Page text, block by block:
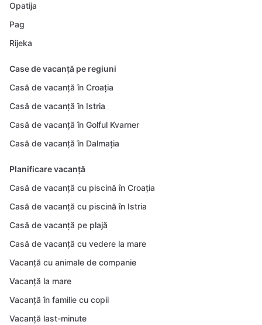
Opatija
Pag
Rijeka
Case de vacanță pe regiuni
Casă de vacanță în Croația
Casă de vacanță în Istria
Casă de vacanță în Golful Kvarner
Casă de vacanță în Dalmația
Planificare vacanță
Casă de vacanță cu piscină în Croația
Casă de vacanță cu piscină în Istria
Casă de vacanță pe plajă
Casă de vacanță cu vedere la mare
Vacanță cu animale de companie
Vacanță la mare
Vacanță în familie cu copii
Vacanță last-minute